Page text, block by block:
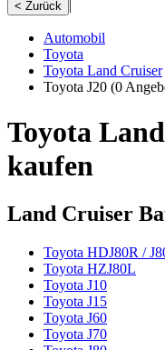
< Zurück |
Automobil
Toyota
Toyota Land Cruiser
Toyota J20 (0
Toyota
kaufen
Land Cruiser
Toyota HDJ80R /
Toyota HZJ80L
Toyota J10
Toyota J15
Toyota J60
Toyota J70